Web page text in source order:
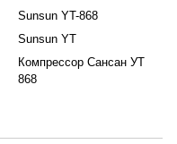
Sunsun YT-868
Sunsun YT
Компрессор Сансан УТ
868